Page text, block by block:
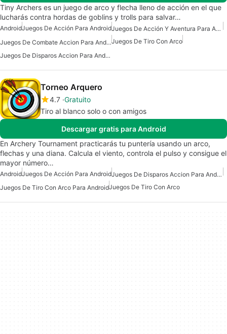
Tiny Archers es un juego de arco y flecha lleno de acción en el que
lucharás contra hordas de goblins y trolls para salvar…
AndroidJuegos De Acción Para Android
Juegos De Acción Y Aventura Para Android
Juegos De Combate Accion Para AndroidJuegos De Tiro Con Arco
Juegos De Disparos Accion Para Android
Torneo Arquero
4.7 Gratuito
Tiro al blanco solo o con amigos
Descargar gratis para Android
En Archery Tournament practicarás tu puntería usando un arco,
flechas y una diana. Calcula el viento, controla el pulso y consigue el
mayor número…
AndroidJuegos De Acción Para Android
Juegos De Disparos Accion Para Android
Juegos De Tiro Con Arco Para AndroidJuegos De Tiro Con Arco